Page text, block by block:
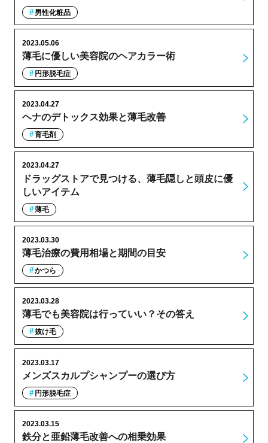
男性化粧品
薄毛に優しい美容院のヘアカラー術
2023.05.06
円形脱毛症
ヘナのデトックス効果と薄毛改善
2023.04.27
育毛剤
ドラッグストアで見つける、薄毛隠しと頭皮に優
しいアイテム
2023.04.27
薄毛
薄毛治療の費用相場と期間の目安
2023.03.30
かつら
薄毛でも美容院は行っていい？その答え
2023.03.28
抜け毛
メンズスカルプシャンプーの選び方
2023.03.17
円形脱毛症
鉄分と亜鉛薄毛改善への相乗効果
2023.03.15